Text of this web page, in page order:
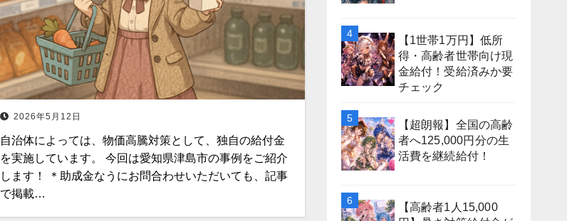
2026年5月12日
自治体によっては、物価高騰対策として、独自の給付金
を実施しています。 今回は愛知県津島市の事例をご紹介
します！ ＊助成金なうにお問合わせいただいても、記事
で掲載…
【1世帯1万円】低所
得・高齢者世帯向け現
金給付！受給済みか要
チェック
【超朗報】全国の高齢
者へ125,000円分の生
活費を継続給付！
【高齢者1人15,000